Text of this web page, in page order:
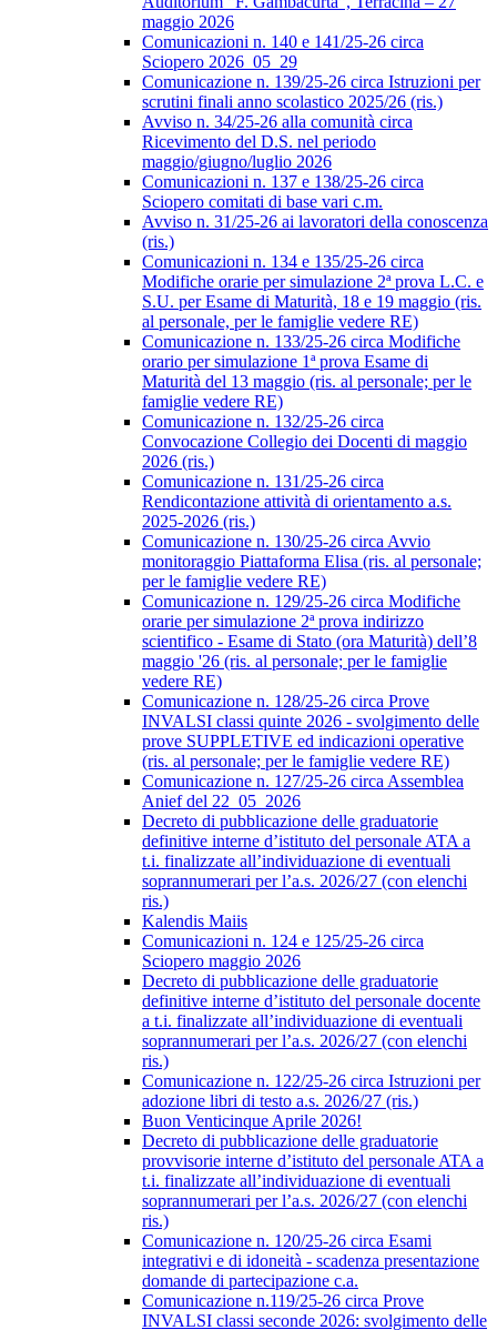
maggio 2026
Comunicazioni n. 140 e 141/25-26 circa
Sciopero 2026_05_29
Comunicazione n. 139/25-26 circa Istruzioni per
scrutini finali anno scolastico 2025/26 (ris.)
Avviso n. 34/25-26 alla comunità circa
Ricevimento del D.S. nel periodo
maggio/giugno/luglio 2026
Comunicazioni n. 137 e 138/25-26 circa
Sciopero comitati di base vari c.m.
Avviso n. 31/25-26 ai lavoratori della conoscenza
(ris.)
Comunicazioni n. 134 e 135/25-26 circa
Modifiche orarie per simulazione 2ª prova L.C. e
S.U. per Esame di Maturità, 18 e 19 maggio (ris.
al personale, per le famiglie vedere RE)
Comunicazione n. 133/25-26 circa Modifiche
orario per simulazione 1ª prova Esame di
Maturità del 13 maggio (ris. al personale; per le
famiglie vedere RE)
Comunicazione n. 132/25-26 circa
Convocazione Collegio dei Docenti di maggio
2026 (ris.)
Comunicazione n. 131/25-26 circa
Rendicontazione attività di orientamento a.s.
2025-2026 (ris.)
Comunicazione n. 130/25-26 circa Avvio
monitoraggio Piattaforma Elisa (ris. al personale;
per le famiglie vedere RE)
Comunicazione n. 129/25-26 circa Modifiche
orarie per simulazione 2ª prova indirizzo
scientifico - Esame di Stato (ora Maturità) dell’8
maggio '26 (ris. al personale; per le famiglie
vedere RE)
Comunicazione n. 128/25-26 circa Prove
INVALSI classi quinte 2026 - svolgimento delle
prove SUPPLETIVE ed indicazioni operative
(ris. al personale; per le famiglie vedere RE)
Comunicazione n. 127/25-26 circa Assemblea
Anief del 22_05_2026
Decreto di pubblicazione delle graduatorie
definitive interne d’istituto del personale ATA a
t.i. finalizzate all’individuazione di eventuali
soprannumerari per l’a.s. 2026/27 (con elenchi
ris.)
Kalendis Maiis
Comunicazioni n. 124 e 125/25-26 circa
Sciopero maggio 2026
Decreto di pubblicazione delle graduatorie
definitive interne d’istituto del personale docente
a t.i. finalizzate all’individuazione di eventuali
soprannumerari per l’a.s. 2026/27 (con elenchi
ris.)
Comunicazione n. 122/25-26 circa Istruzioni per
adozione libri di testo a.s. 2026/27 (ris.)
Buon Venticinque Aprile 2026!
Decreto di pubblicazione delle graduatorie
provvisorie interne d’istituto del personale ATA a
t.i. finalizzate all’individuazione di eventuali
soprannumerari per l’a.s. 2026/27 (con elenchi
ris.)
Comunicazione n. 120/25-26 circa Esami
integrativi e di idoneità - scadenza presentazione
domande di partecipazione c.a.
Comunicazione n.119/25-26 circa Prove
INVALSI classi seconde 2026: svolgimento delle